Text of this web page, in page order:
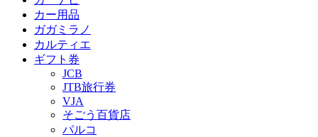
カー用品
ガガミラノ
カルティエ
ギフト券
JCB
JTB旅行券
VJA
そごう百貨店
パルコ